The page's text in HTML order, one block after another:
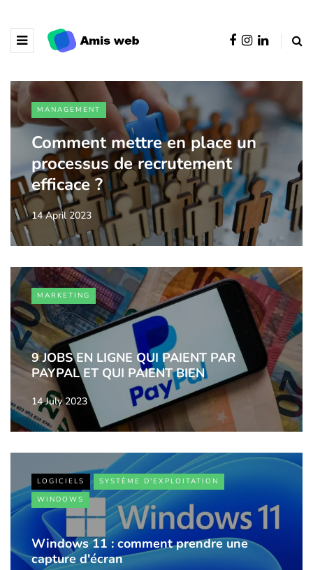
MANAGEMENT
Comment mettre en place un
processus de recrutement
efficace ?
14 April 2023
MARKETING
9 JOBS EN LIGNE QUI PAIENT PAR
PAYPAL ET QUI PAIENT BIEN
14 July 2023
LOGICIELS
SYSTÈME D'EXPLOITATION
WINDOWS
Windows 11 : comment prendre une
capture d'écran